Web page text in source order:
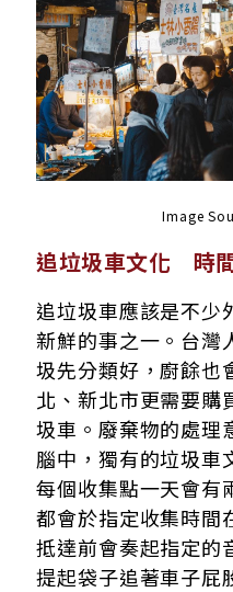
Image
追垃圾車文化 時
追垃圾車應該是不少
新鮮的事之一。台灣
圾先分類好，廚餘也
北、新北市更需要購
圾車。廢棄物的處理
腦中，獨有的垃圾車
每個收集點一天會有
都會於指定收集時間
抵達前會奏起指定的
提起袋子追著車子屁